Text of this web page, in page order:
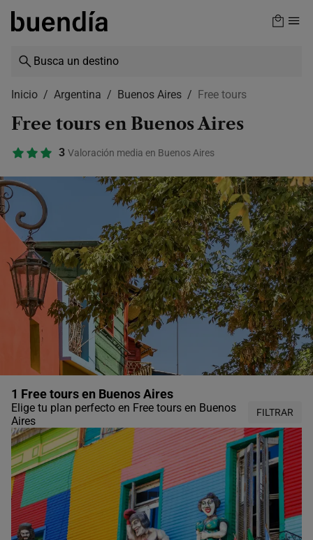
Skip
content
Inicio Argentina Buenos Aires Free tours
Free tours en Buenos Aires
3 Valoración media en Buenos Aires
1 Free tours en Buenos Aires
Elige tu plan perfecto en Free tours en Buenos
Aires
FILTRAR